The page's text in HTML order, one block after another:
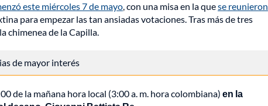
este miércoles 7 de mayo, con una misa en la quese reunieron
para empezar las tan ansiadas votaciones. Tras más de tres
chimenea de la Capilla.
de mayor interés
de la mañana hora local (3:00 a. m. hora colombiana) en la